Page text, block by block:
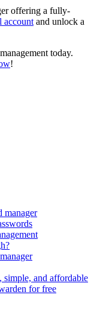
offering a fully-
account and unlock a
today.
!
manager
simple, and affordable
for free